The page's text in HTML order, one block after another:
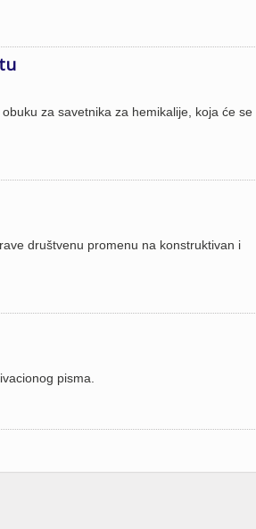
za savetnika za hemikalije, koja će se
društvenu promenu na konstruktivan i
pisma.